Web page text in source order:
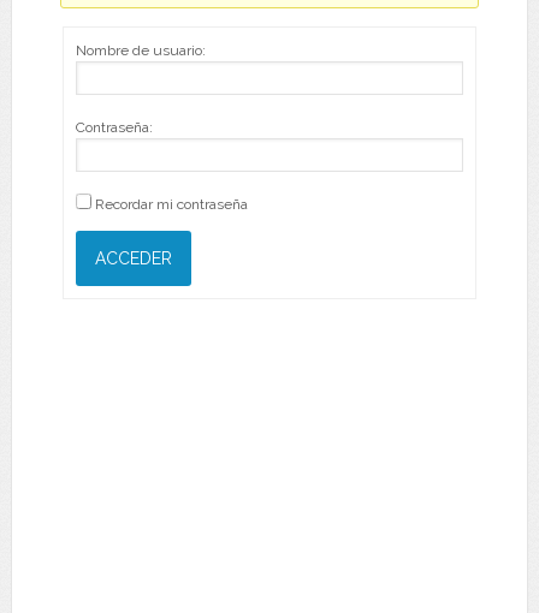
Nombre de usuario:
Contraseña:
Recordar mi contraseña
ACCEDER